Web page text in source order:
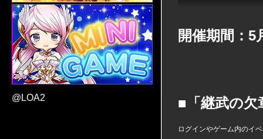
@LOA2
開催期間：5
■「継武の欠
ログインやゲーム内のイ